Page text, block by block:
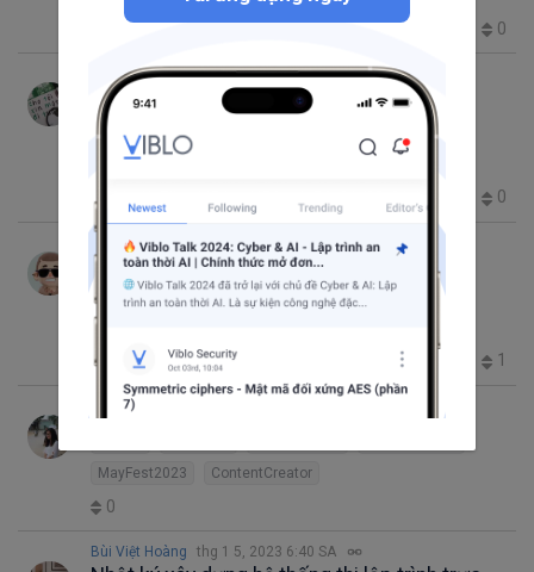
113 1 0 0 0
Nguyễn Quang Huy thg 7 8, 2024 12:34 CH
Series 5 | Others
Linux VPS
download
44 0
thg 6 18, 2023 1:49 CH
FastAPI - Một framework nhỏ và tuyệt vời
dành cho BE python
317 2 0 1
Xác suất thống kê với Python
MayFest2023
ContentCreator
0
Bùi Việt Hoàng thg 1 5, 2023 6:40 SA